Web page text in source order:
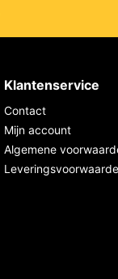
Klantenservice
Contact
Mijn account
Algemene